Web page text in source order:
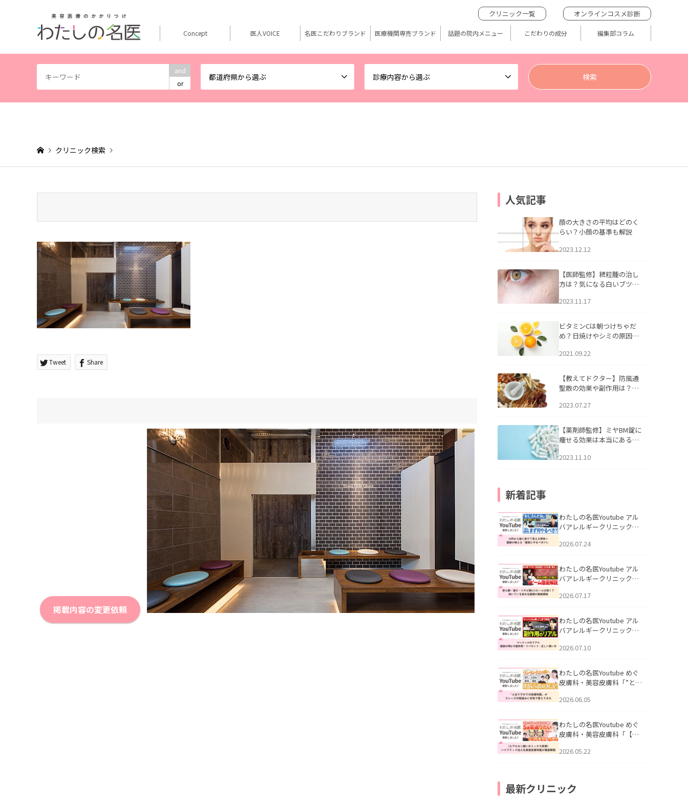
and
or
都道府県から選ぶ 診療内容から選ぶ
クリニック一覧 オンラインコスメ診断
Concept 医人VOICE 名医こだわりブランド 医療機関専売ブランド 話題の院内メニュー こだわりの成分 編集部コラム
クリニック検索
Tweet Share
掲載内容の変更依頼
人気記事
顔の大きさの平均はどのく
らい？小顔の基準も解説
2023.12.12
【医師監修】稗粒腫の治し
方は？気になる白いブツブ
アについて
2023.11.17
ビタミンCは朝つけちゃだ
め？日焼けやシミの原因に
2021.09.22
【教えてドクター】防風通
聖散の効果や副作用は？長
2023.07.27
【薬剤師監修】ミヤBM錠に
痩せる効果は本当にある
2023.11.10
新着記事
わたしの名医Youtube アル
バアレルギークリニック札
える男性へ｜医師が教える
公開いたしました。
2026.07.24
わたしの名医Youtube アル
バアレルギークリニック札
跡にVビームは効く？向いて
説」を公開いたしました。
2026.07.17
わたしの名医Youtube アル
バアレルギークリニック札
医師が明かす副作用・リバ
公開いたしました。
2026.07.10
わたしの名医Youtube めぐ
皮膚科・美容皮膚科「”とお
ッズの肌悩みに本気で答え
た。
2026.06.05
わたしの名医Youtube めぐ
皮膚科・美容皮膚科「【ヒ
用】ハイブリッド注入を美
2026.05.22
最新クリニック